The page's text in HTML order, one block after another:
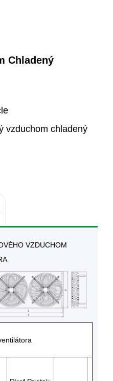
Chladený
vzduchom chladený
VZDUCHOM